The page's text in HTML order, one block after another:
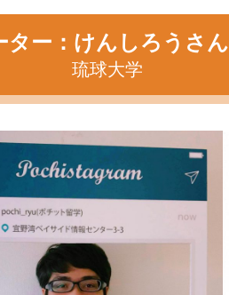
ター：けんしろうさん
琉球大学